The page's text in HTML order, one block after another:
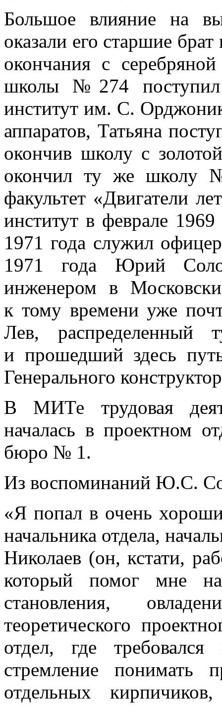
Большое влияние на
оказали его старшие
окончания с
школы №274 поступил
институт им. С.
аппаратов, Татьяна
окончив школу с
окончил ту же
факультет «Двигатели
институт в феврале
1971 года служил
1971 года Юрий
инженером в
к тому времени уже
Лев,
и прошедший здесь
Генерального
В МИТе трудовая
началась в проектном
бюро № 1.
Из воспоминаний Ю.С.
«Я попал в очень
начальника отдела,
Николаев (он, кстати,
который помог мне
становления,
теоретического
отдел, где
стремление понимать
отдельных